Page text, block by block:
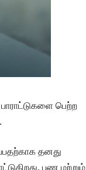
பெற்ற
தனது
பண மற்றும்